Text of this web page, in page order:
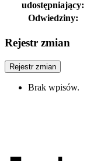
udostępniający:
Odwiedziny:
Rejestr zmian
Rejestr zmian
Brak wpisów.